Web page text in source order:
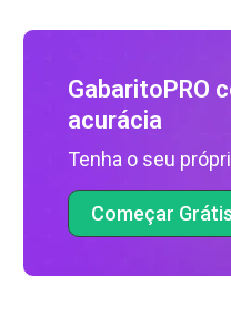
GabaritoPRO
acurácia
Tenha o seu
Começar Grátis